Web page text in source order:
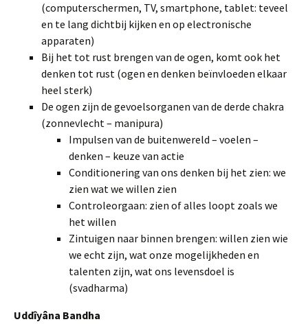
(computerschermen, TV, smartphone, tablet: teveel
en te lang dichtbij kijken en op electronische
apparaten)
Bij het tot rust brengen van de ogen, komt ook het
denken tot rust (ogen en denken beïnvloeden elkaar
heel sterk)
De ogen zijn de gevoelsorganen van de derde chakra
(zonnevlecht – manipura)
Impulsen van de buitenwereld – voelen –
denken – keuze van actie
Conditionering van ons denken bij het zien: we
zien wat we willen zien
Controleorgaan: zien of alles loopt zoals we
het willen
Zintuigen naar binnen brengen: willen zien wie
we echt zijn, wat onze mogelijkheden en
talenten zijn, wat ons levensdoel is
(svadharma)
Uddîyâna Bandha